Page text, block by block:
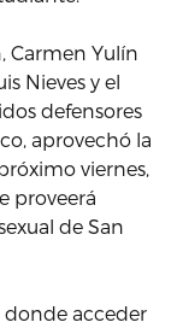
Carmen Yulín
Nieves y el
defensores
aprovechó la
viernes,
proveerá
de San
donde acceder